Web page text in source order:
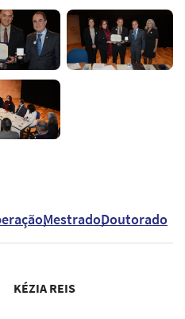
MestradoDoutorado
KÉZIA REIS